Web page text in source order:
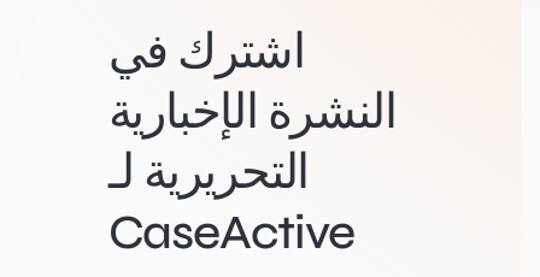
اشترك في
النشرة الإخبارية
التحريرية لـ
CaseActive